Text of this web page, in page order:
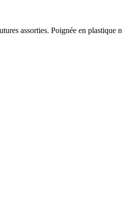
assorties. Poignée en